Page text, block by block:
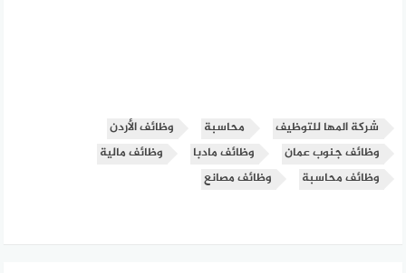
شركة المها للتوظيف محاسبة
وظائف الأردن
وظائف جنوب عمان
وظائف مادبا
وظائف مالية
وظائف محاسبة
وظائف مصانع